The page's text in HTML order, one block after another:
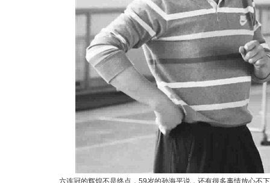
六连冠的辉煌不是终点，59岁的孙海平说，还有很多事情放心不